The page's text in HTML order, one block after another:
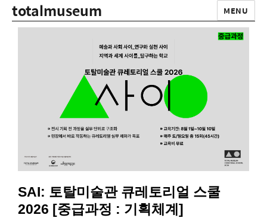
totalmuseum MENU
SAI: 토탈미술관 큐레토리얼 스쿨
2026 [중급과정 : 기획체계]